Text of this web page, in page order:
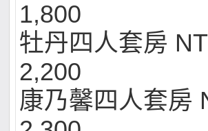
1,800
牡丹四人套房
2,200
康乃馨四人套房